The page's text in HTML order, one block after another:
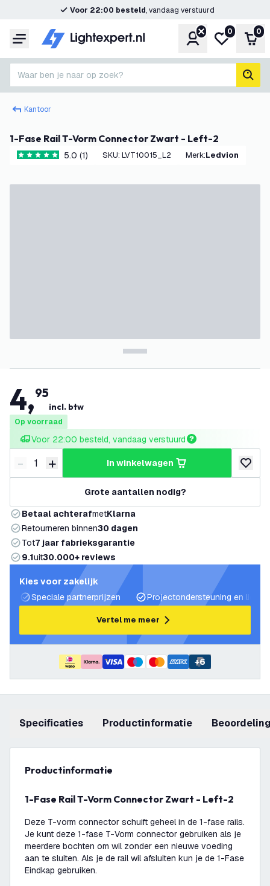
Voor 22:00 besteld, vandaag verstuurd
Menu Account
Mijn
0 0
Waar ben je naar op zoek?
Kantoor
1-Fase Rail T-Vorm Connector Zwart - Left-2
5 score sterren5.0 (1) SKU: LVT10015_L2 Merk: Ledvion
4,95
incl. btw
Op voorraad
Voor 22:00 besteld, vandaag verstuurd
Verminder hoeveelheid
- Verhoog hoeveelheid
+ in winkelwagen
Grote aantallen nodig?
Betaal achterafmetKlarna
Retourneren binnen30 dagen
Tot7 jaar fabrieksgarantie
9.1uit30.000+ reviews
Kies voor zakelijk
Speciale partnerprijzen
Projectondersteuning en
Vertel me meer
+6
Specificaties productinformatie
productinformatie
1-Fase Rail T-Vorm Connector Zwart - Left-2
Deze T-vorm connector schuift geheel in de 1-fase rails.
Je kunt deze 1-fase T-Vorm connector gebruiken als je
meerdere bochten om wil zonder een nieuwe voeding
aan te sluiten. Als je de rail wil afsluiten kun je de 1-Fase
Eindkap gebruiken.